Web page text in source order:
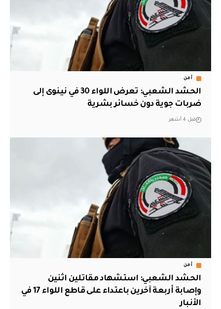
أمن
الحشد الشعبي: تعرض اللواء 30 في نينوى إلى
ضربات جوية دون خسائر بشرية
قبل 4 أشهر
أمن
الحشد الشعبي: استشهاد مقاتلين اثنين
وإصابة أربعة آخرين باعتداء على قاطع اللواء 17 في
الأنبار